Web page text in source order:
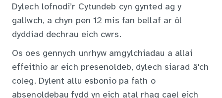
Dylech lofnodi’r Cytundeb cyn gynted ag y
gallwch, a chyn pen 12 mis fan bellaf ar ôl
dyddiad dechrau eich cwrs.
Os oes gennych unrhyw amgylchiadau a allai
effeithio ar eich presenoldeb, dylech siarad â'ch
coleg. Dylent allu esbonio pa fath o
absenoldebau fydd yn eich atal rhag cael eich